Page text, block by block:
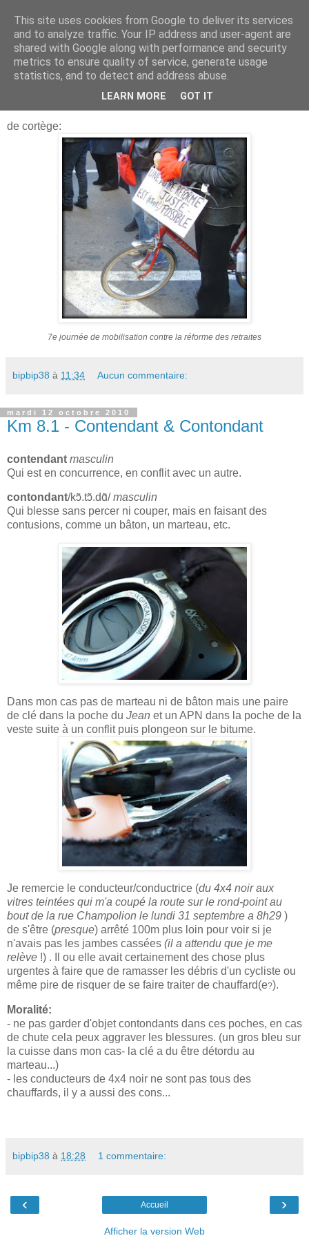
Bougez Autrement
vendredi 29 octobre 2010
km 30.5 - Peugeot en tête...
de cortège:
7e journée de mobilisation contre la réforme des retraites
bipbip38 à 11:34 Aucun commentaire:
mardi 12 octobre 2010
Km 8.1 - Contendant & Contondant
contendant masculin
Qui est en concurrence, en conflit avec un autre.
contondant/kɔ̃.tɔ̃.dɑ̃/masculin
Qui blesse sans percer ni couper, mais en faisant des
contusions, comme un bâton, un marteau, etc.
Dans mon cas pas de marteau ni de bâton mais une paire
de clé dans la poche du Jean et un APN dans la poche de la
veste suite à un conflit puis plongeon sur le bitume.
Je remercie le conducteur/conductrice (du 4x4 noir aux
vitres teintées qui m'a coupé la route sur le rond-point au
bout de la rue Champolion le lundi 31 septembre a 8h29 )
de s'être (presque) arrêté 100m plus loin pour voir si je
n'avais pas les jambes cassées (il a attendu que je me
relève !) . Il ou elle avait certainement des chose plus
urgentes à faire que de ramasser les débris d'un cycliste ou
même pire de risquer de se faire traiter de chauffard(e?).
Moralité:
- ne pas garder d'objet contondants dans ces poches, en cas
de chute cela peux aggraver les blessures. (un gros bleu sur
la cuisse dans mon cas- la clé a du être détordu au
marteau...)
- les conducteurs de 4x4 noir ne sont pas tous des
chauffards, il y a aussi des cons...
bipbip38 à 18:28 1 commentaire:
‹ ›
Accueil
Afficher la version Web
This site uses cookies from Google to deliver its services
and to analyze traffic. Your IP address and user-agent are
shared with Google along with performance and security
metrics to ensure quality of service, generate usage
statistics, and to detect and address abuse.
LEARN MORE GOT IT